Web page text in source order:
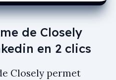
de Closely
en 2 clics
Closely permet